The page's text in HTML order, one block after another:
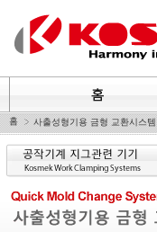
홈 사출성형기용 금형 교환시스템